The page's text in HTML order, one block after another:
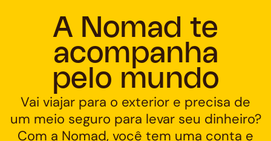
A Nomad te
acompanha
pelo mundo
Vai viajar para o exterior e precisa de
um meio seguro para levar seu dinheiro?
Com a Nomad, você tem uma conta e